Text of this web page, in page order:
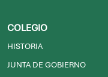
COLEGIO
HISTORIA
JUNTA DE GOBIERNO